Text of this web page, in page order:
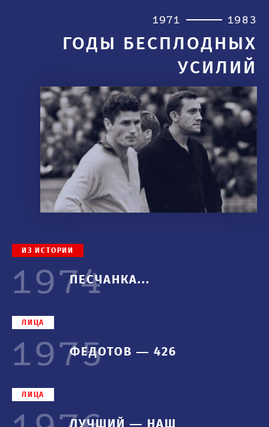
1971 1983
ГОДЫ БЕСПЛОДНЫХ
УСИЛИЙ
ИЗ ИСТОРИИ
1974ПЕСЧАНКА...
ЛИЦА
1975ФЕДОТОВ — 426
ЛИЦА
ЛУЧШИЙ — НАШ